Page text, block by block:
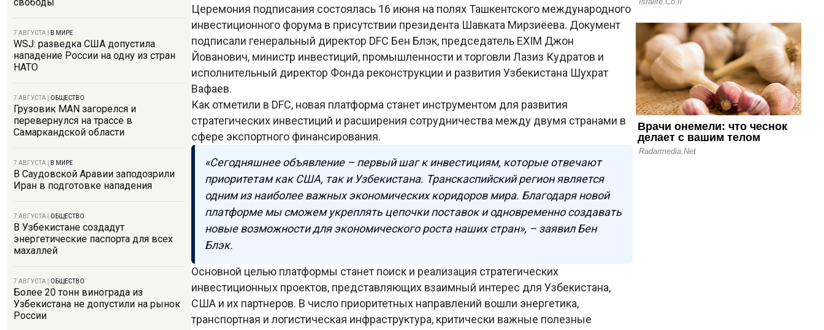
7 АВГУСТА В МИРЕ
WSJ: разведка США допустила
нападение России на одну из стран
НАТО
7 АВГУСТА ОБЩЕСТВО
Грузовик MAN загорелся и
перевернулся на трассе в
Самаркандской области
7 АВГУСТА В МИРЕ
В Саудовской Аравии заподозрили
Иран в подготовке нападения
7 АВГУСТА ОБЩЕСТВО
В Узбекистане создадут
энергетические паспорта для всех
махаллей
7 АВГУСТА ОБЩЕСТВО
Более 20 тонн винограда из
Узбекистана не допустили на рынок
России
Церемония подписания состоялась 16 июня на полях Ташкентского международного
инвестиционного форума в присутствии президента Шавката Мирзиёева. Документ
подписали генеральный директор DFC Бен Блэк, председатель EXIM Джон
Йованович, министр инвестиций, промышленности и торговли Лазиз Кудратов и
исполнительный директор Фонда реконструкции и развития Узбекистана Шухрат
Вафаев.
Как отметили в DFC, новая платформа станет инструментом для развития
стратегических инвестиций и расширения сотрудничества между двумя странами в
сфере экспортного финансирования.
«Сегодняшнее объявление – первый шаг к инвестициям, которые отвечают
приоритетам как США, так и Узбекистана. Транскаспийский регион является
одним из наиболее важных экономических коридоров мира. Благодаря новой
платформе мы сможем укреплять цепочки поставок и одновременно создавать
новые возможности для экономического роста наших стран», – заявил Бен
Блэк.
Основной целью платформы станет поиск и реализация стратегических
инвестиционных проектов, представляющих взаимный интерес для Узбекистана,
США и их партнеров. В число приоритетных направлений вошли энергетика,
транспортная и логистическая инфраструктура, критически важные полезные